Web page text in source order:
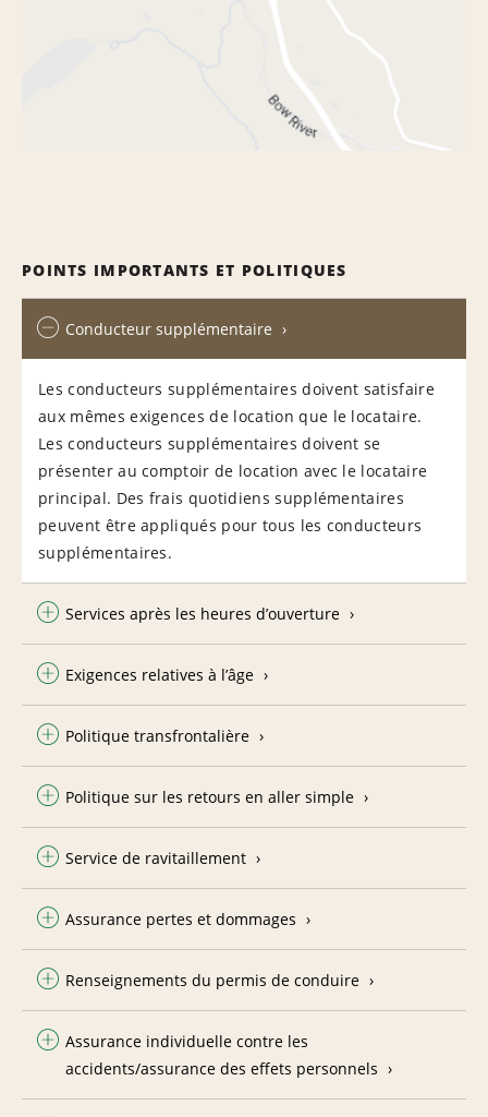
POINTS IMPORTANTS ET POLITIQUES
Conducteur supplémentaire
Les conducteurs supplémentaires doivent satisfaire
aux mêmes exigences de location que le locataire.
Les conducteurs supplémentaires doivent se
présenter au comptoir de location avec le locataire
principal. Des frais quotidiens supplémentaires
peuvent être appliqués pour tous les conducteurs
supplémentaires.
Services après les heures d’ouverture
Exigences relatives à l’âge
Politique transfrontalière
Politique sur les retours en aller simple
Service de ravitaillement
Assurance pertes et dommages
Renseignements du permis de conduire
Assurance individuelle contre les
accidents/assurance des effets personnels